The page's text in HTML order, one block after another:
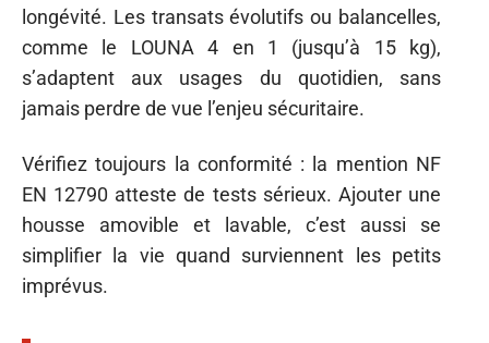
longévité. Les transats évolutifs ou balancelles,
comme le LOUNA 4 en 1 (jusqu’à 15 kg),
s’adaptent aux usages du quotidien, sans
jamais perdre de vue l’enjeu sécuritaire.
Vérifiez toujours la conformité : la mention NF
EN 12790 atteste de tests sérieux. Ajouter une
housse amovible et lavable, c’est aussi se
simplifier la vie quand surviennent les petits
imprévus.